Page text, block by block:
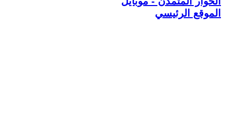
الموقع الرئيسي